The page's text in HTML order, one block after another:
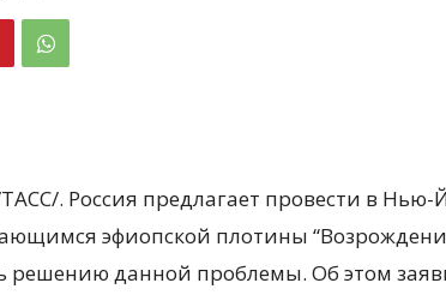
. Россия предлагает провести в Нью-
эфиопской плотины
решению данной проблемы. Об этом